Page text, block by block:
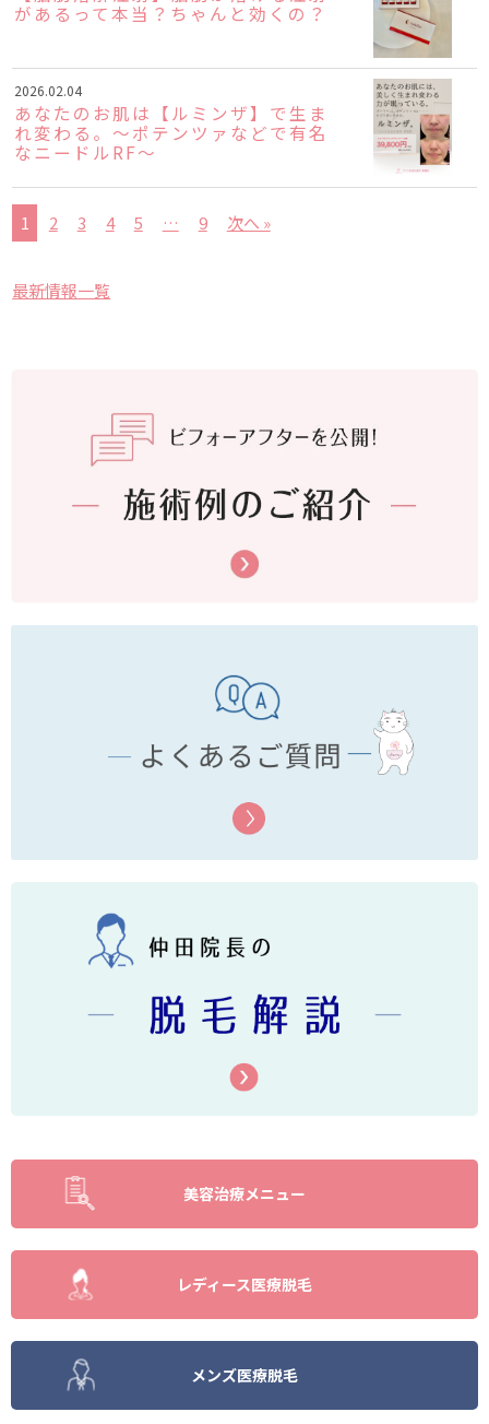
があるって本当？ちゃんと効くの？
2026.02.04
あなたのお肌は【ルミンザ】で生ま
れ変わる。～ポテンツァなどで有名
なニードルRF～
1 2 3 4 5 … 9 次へ »
最新情報一覧
美容治療メニュー
レディース医療脱毛
メンズ医療脱毛